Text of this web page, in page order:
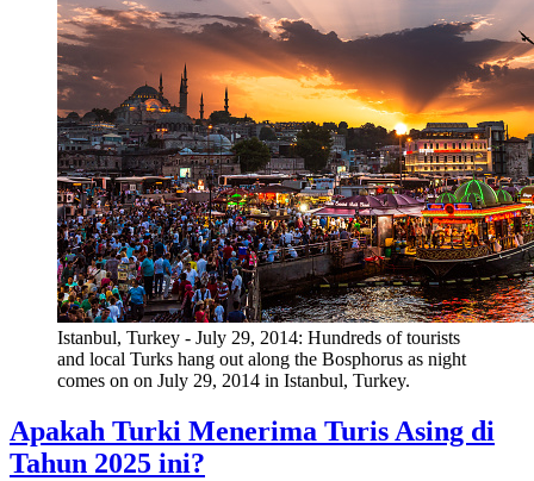
Istanbul, Turkey - July 29, 2014: Hundreds of tourists
and local Turks hang out along the Bosphorus as night
comes on on July 29, 2014 in Istanbul, Turkey.
Apakah Turki Menerima Turis Asing di
Tahun 2025 ini?